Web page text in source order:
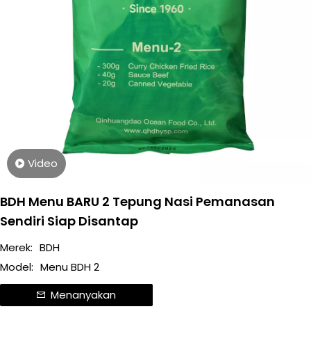
Video
BDH Menu BARU 2 Tepung Nasi Pemanasan
Sendiri Siap Disantap
Merek: BDH
Model: Menu BDH 2
Menanyakan